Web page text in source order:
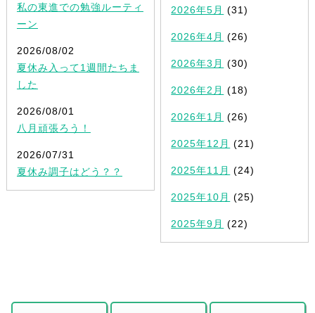
私の東進での勉強ルーティ
ーン
2026/08/02
夏休み入って1週間たちま
した
2026/08/01
八月頑張ろう！
2026/07/31
夏休み調子はどう？？
2026年5月 (31)
2026年4月 (26)
2026年3月 (30)
2026年2月 (18)
2026年1月 (26)
2025年12月 (21)
2025年11月 (24)
2025年10月 (25)
2025年9月 (22)